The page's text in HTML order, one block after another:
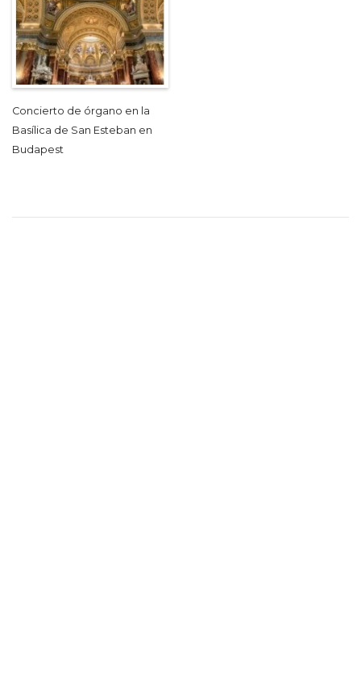
Concierto de órgano en la
Basílica de San Esteban en
Budapest